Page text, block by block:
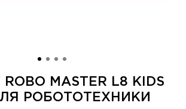
MASTER L8 KIDS
РОБОТОТЕХНИКИ